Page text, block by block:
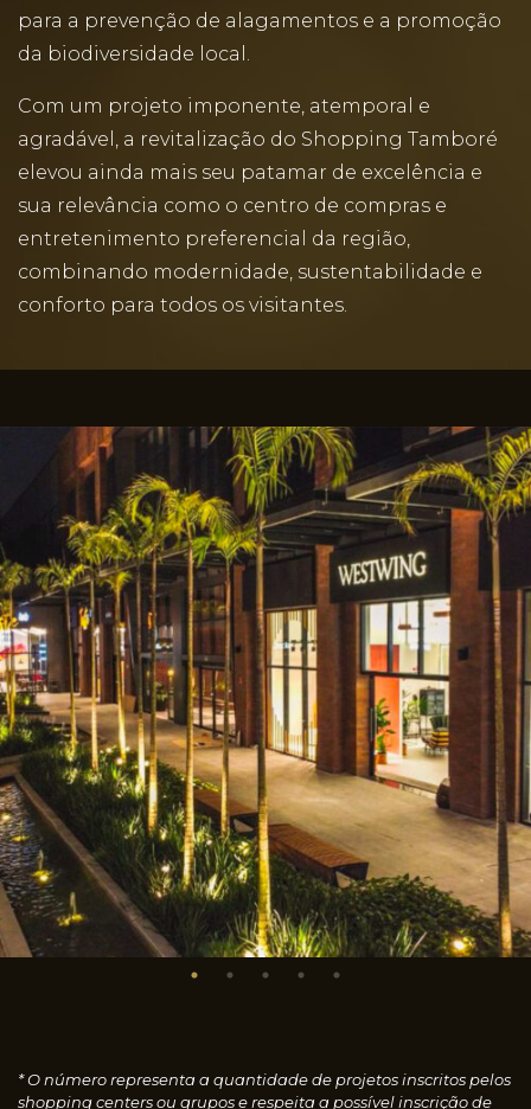
para a prevenção de alagamentos e a promoção
da biodiversidade local.
Com um projeto imponente, atemporal e
agradável, a revitalização do Shopping Tamboré
elevou ainda mais seu patamar de excelência e
sua relevância como o centro de compras e
entretenimento preferencial da região,
combinando modernidade, sustentabilidade e
conforto para todos os visitantes.
* O número representa a quantidade de projetos inscritos pelos
shopping centers ou grupos e respeita a possível inscrição de